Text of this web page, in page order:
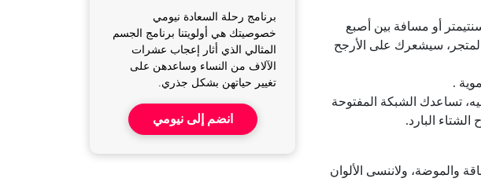
أو مسافة بين أصبع
المتجر، سيشعرك على الأرجح
.
تساعدك الشبكة المفتوحة
البارد.
والموضة، ولاننسى الألوان
برنامج رحلة السعادة نيومي
خصوصيتك هي أولويتنا برنامج الجسم
المثالي الذي أثار إعجاب عشرات
الآلاف من النساء وساعدهن على
تغيير حياتهن بشكل جذري.
انضم إلى نيومي